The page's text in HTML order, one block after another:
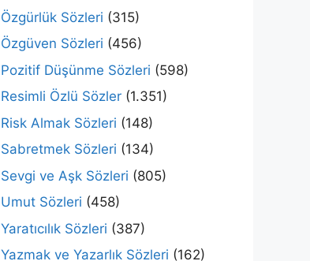
Özgürlük Sözleri (315)
Özgüven Sözleri (456)
Pozitif Düşünme Sözleri (598)
Resimli Özlü Sözler (1.351)
Risk Almak Sözleri (148)
Sabretmek Sözleri (134)
Sevgi ve Aşk Sözleri (805)
Umut Sözleri (458)
Yaratıcılık Sözleri (387)
Yazmak ve Yazarlık Sözleri (162)